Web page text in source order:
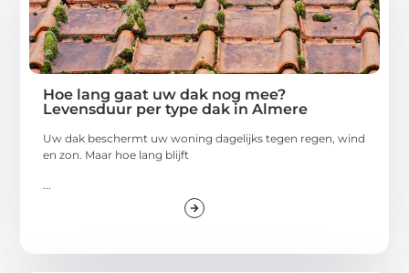
Hoe lang gaat uw dak nog mee?
Levensduur per type dak in Almere
Uw dak beschermt uw woning dagelijks tegen regen, wind
en zon. Maar hoe lang blijft